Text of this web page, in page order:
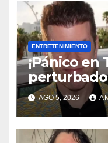
ENTRETENIMIENTO
¡Pánico en
famoso
Hilton que
pedir
AGO 5, 2026